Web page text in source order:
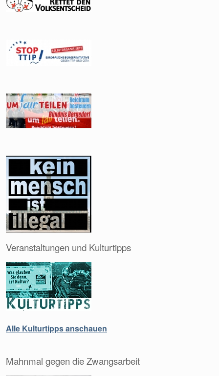
Veranstaltungen und Kulturtipps
Alle Kulturtipps anschauen
Mahnmal gegen die Zwangsarbeit